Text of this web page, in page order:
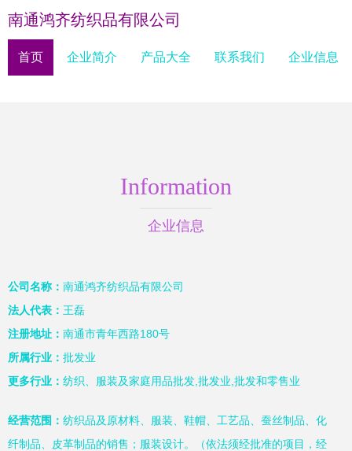
南通鸿齐纺织品有限公司
首页 企业简介 产品大全 联系我们 企业信息
Information
企业信息
公司名称： 南通鸿齐纺织品有限公司
法人代表： 王磊
注册地址： 南通市青年西路180号
所属行业： 批发业
更多行业： 纺织、服装及家庭用品批发,批发业,批发和零售业
经营范围： 纺织品及原材料、服装、鞋帽、工艺品、蚕丝制品、化
纤制品、皮革制品的销售；服装设计。（依法须经批准的项目，经